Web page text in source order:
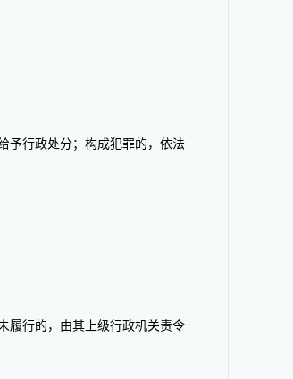
予行政处分；构成犯罪的，依法
履行的，由其上级行政机关责令